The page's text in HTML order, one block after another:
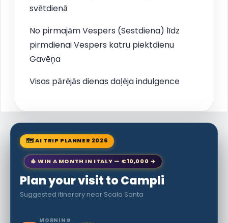
svētdienā
No pirmajām Vespers (Sestdiena) līdz
pirmdienai Vespers katru piektdienu
Gavēņa
Visas pārējās dienas daļēja indulgence
🗺 AI TRIP PLANNER 2026
🎄 WIN A MONTH IN ITALY — €10,000 →
Plan your visit to Campli
Suggested itinerary near Scala Santa
MORNING